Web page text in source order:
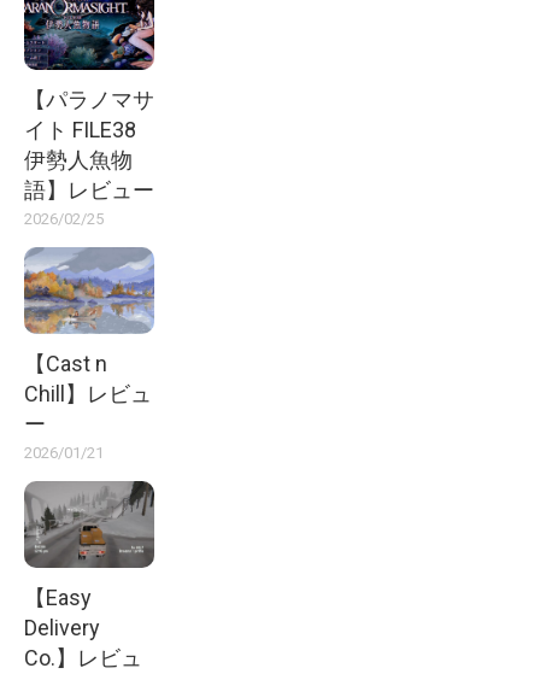
【パラノマサ
イト FILE38
伊勢人魚物
語】レビュー
2026/02/25
【Cast n
Chill】レビュ
ー
2026/01/21
【Easy
Delivery
Co.】レビュ